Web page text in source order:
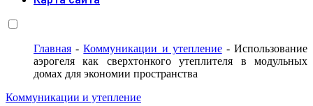
Главная -Коммуникации и утепление-Использование
аэрогеля как сверхтонкого утеплителя в модульных
домах для экономии пространства
Коммуникации и утепление